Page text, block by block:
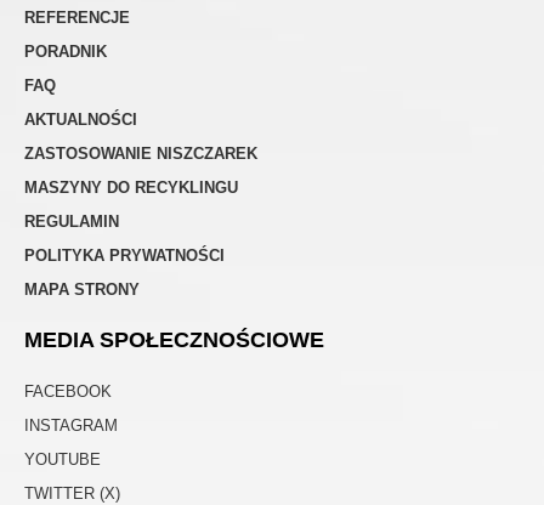
REFERENCJE
PORADNIK
FAQ
AKTUALNOŚCI
ZASTOSOWANIE NISZCZAREK
MASZYNY DO RECYKLINGU
REGULAMIN
POLITYKA PRYWATNOŚCI
MAPA STRONY
MEDIA SPOŁECZNOŚCIOWE
FACEBOOK
INSTAGRAM
YOUTUBE
TWITTER (X)